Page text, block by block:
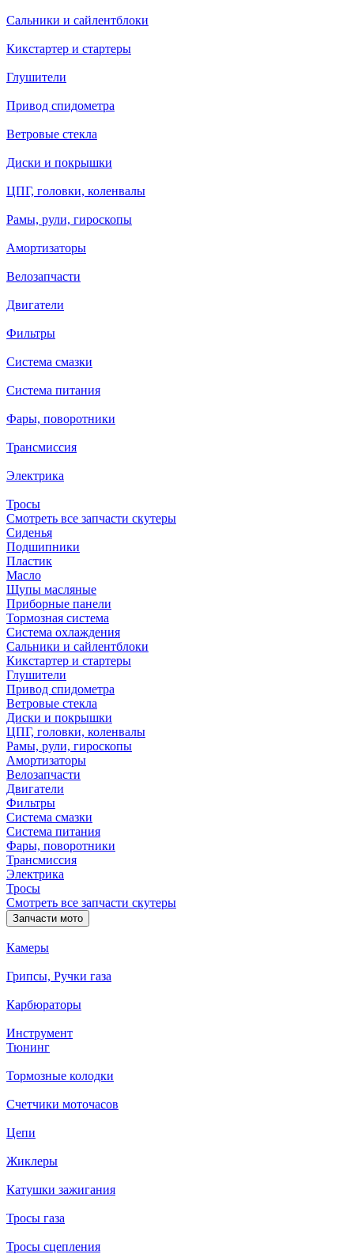
Сальники и сайлентблоки
Кикстартер и стартеры
Глушители
Привод спидометра
Ветровые стекла
Диски и покрышки
ЦПГ, головки, коленвалы
Рамы, рули, гироскопы
Амортизаторы
Велозапчасти
Двигатели
Фильтры
Система смазки
Система питания
Фары, поворотники
Трансмиссия
Электрика
Тросы
Смотреть все запчасти скутеры
Сиденья
Подшипники
Пластик
Масло
Щупы масляные
Приборные панели
Тормозная система
Система охлаждения
Сальники и сайлентблоки
Кикстартер и стартеры
Глушители
Привод спидометра
Ветровые стекла
Диски и покрышки
ЦПГ, головки, коленвалы
Рамы, рули, гироскопы
Амортизаторы
Велозапчасти
Двигатели
Фильтры
Система смазки
Система питания
Фары, поворотники
Трансмиссия
Электрика
Тросы
Смотреть все запчасти скутеры
Запчасти мото
Камеры
Грипсы, Ручки газа
Карбюраторы
Инструмент
Тюнинг
Тормозные колодки
Счетчики моточасов
Цепи
Жиклеры
Катушки зажигания
Тросы газа
Тросы сцепления